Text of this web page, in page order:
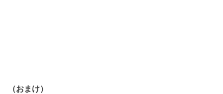
（おまけ）